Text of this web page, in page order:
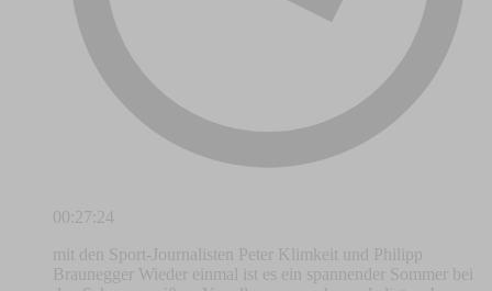
00:27:24
mit den Sport-Journalisten Peter Klimkeit und Philipp
Braunegger Wieder einmal ist es ein spannender Sommer bei